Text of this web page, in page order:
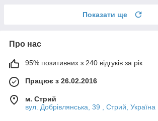
Показати ще
Про нас
95% позитивних з 240 відгуків за рік
Працює з 26.02.2016
м. Стрий
вул. Добрівлянська, 39 , Стрий, Україна